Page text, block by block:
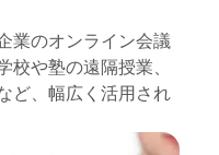
業のオンライン会議
や塾の遠隔授業、
ど、幅広く活用され